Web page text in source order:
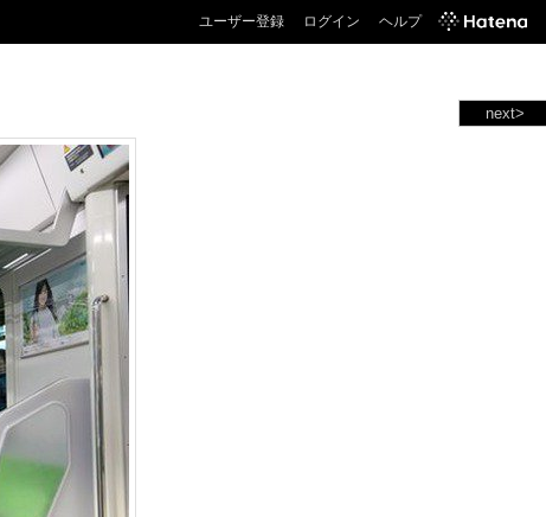
ユーザー登録 ログイン ヘルプ
next>